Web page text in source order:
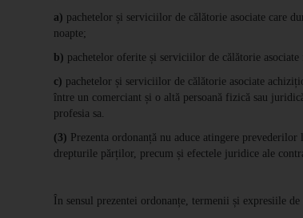
a) pachetelor și serviciilor de călătorie asociate care
noapte;
b) pachetelor oferite și serviciilor de călătorie
c) pachetelor și serviciilor de călătorie asociate
între un comerciant și o altă persoană fizică sau
profesia sa.
(3) Prezenta ordonanță nu aduce atingere
drepturile părților, precum și efectele juridice ale
În sensul prezentei ordonanțe, termenii și expresiile